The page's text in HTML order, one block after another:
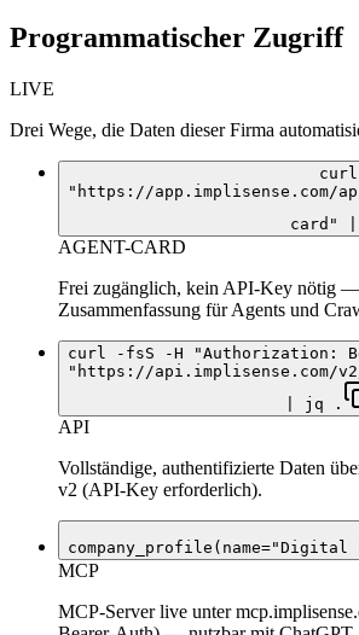
Programmatischer Zugriff
LIVE
Drei Wege, die Daten dieser Firma
"https://app.implisense.com/api/
card"
AGENT-CARD
Frei zugänglich, kein API-Key nötig
Zusammenfassung für Agents und
curl -fsS -H "Authorization:
"https://api.implisense.com/v2/
| jq .
API
Vollständige, authentifizierte Daten
v2 (API-Key erforderlich).
company_profile(name="Digital
MCP
MCP-Server live unter